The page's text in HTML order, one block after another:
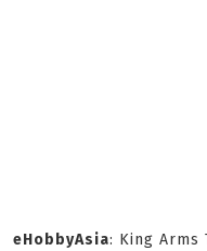
eHobbyAsia: King Arms